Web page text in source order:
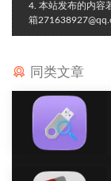
4. 本站发布的内容
箱
同类文章